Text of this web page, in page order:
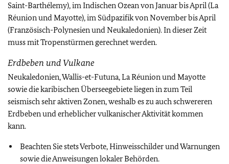
Saint-Barthélemy), im Indischen Ozean von Januar bis April (La
Réunion und Mayotte), im Südpazifik von November bis April
(Französisch-Polynesien und Neukaledonien). In dieser Zeit
muss mit Tropenstürmen gerechnet werden.
Erdbeben und Vulkane
Neukaledonien, Wallis-et-Futuna, La Réunion und Mayotte
sowie die karibischen Überseegebiete liegen in zum Teil
seismisch sehr aktiven Zonen, weshalb es zu auch schwereren
Erdbeben und erheblicher vulkanischer Aktivität kommen
kann.
Beachten Sie stets Verbote, Hinweisschilder und Warnungen
sowie die Anweisungen lokaler Behörden.